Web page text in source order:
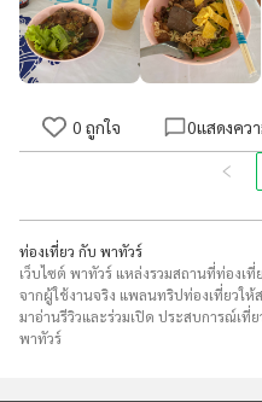
0 ถูกใจ 0แสดงคว
ท่องเที่ยว กับ พาทัวร์
เว็บไซต์ พาทัวร์ แหล่งรวมสถานที่ท่องเ
จากผู้ใช้งานจริง แพลนทริปท่องเที่ยวให้
มาอ่านรีวิวและร่วมเปิด ประสบการณ์เที่
พาทัวร์